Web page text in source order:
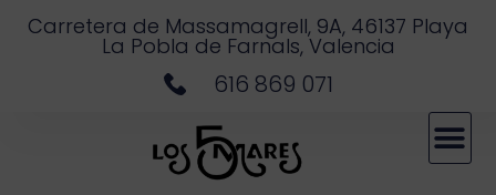
Carretera de Massamagrell, 9A, 46137 Playa
La Pobla de Farnals, Valencia
616 869 071